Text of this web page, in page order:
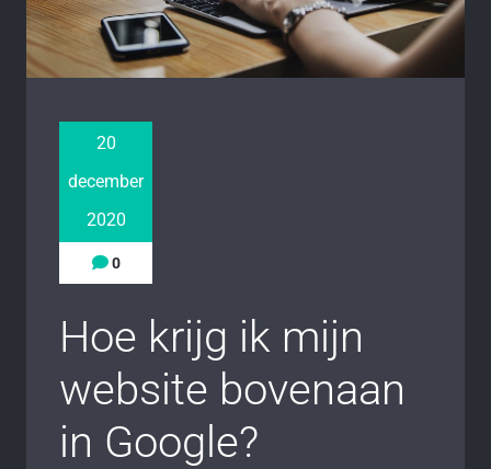
20
december
2020
0
Hoe krijg ik mijn
website bovenaan
in Google?